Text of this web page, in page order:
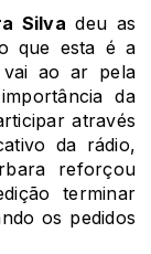
Silva deu as
que esta é a
ao ar pela
da
através
da rádio,
reforçou
terminar
os pedidos